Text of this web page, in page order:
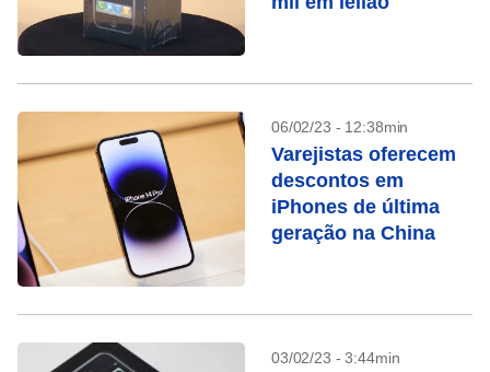
06/02/23 - 12:38min
Varejistas oferecem
descontos em
iPhones de última
geração na China
03/02/23 - 3:44min